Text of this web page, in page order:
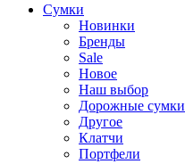
Cумки
Новинки
Бренды
Sale
Новое
Наш выбор
Дорожные сумки
Другое
Клатчи
Портфели